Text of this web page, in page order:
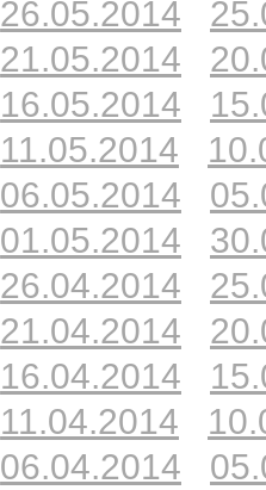
26.05.2014
21.05.2014
16.05.2014
11.05.2014
06.05.2014
01.05.2014
26.04.2014
21.04.2014
16.04.2014
11.04.2014
06.04.2014